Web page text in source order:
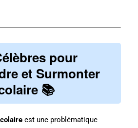
pour
et Surmonter
📚
est une problématique